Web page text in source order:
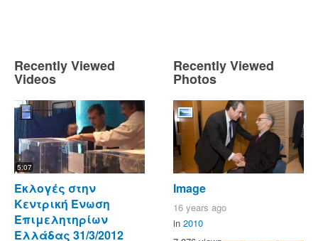
Recently Viewed
Videos
5:07
Εκλογές στην
Κεντρική Ένωση
Επιμελητηρίων
Ελλάδας 31/3/2012
Recently Viewed
Photos
Image
16 years ago
in 2010